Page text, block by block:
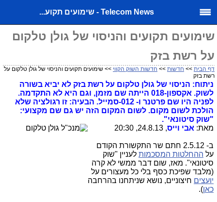
Telecom News - שימועים תקוע...
שימועים תקועים והניסוי של גולן טלקום
על רשת בזק
דף הבית >> חדשות >> חדשות השוק הקווי >> שימועים תקועים והניסוי של גולן טלקום על
רשת בזק
ניתוח: הניסוי של גולן טלקום על רשת בזק לא יביא בשורה
לשוק. אקספון-018 הייתה שם מזמן, וגם היא לא התקדמה.
לפניה היו שם פרטנר ו- 012-סמייל. הבעיה: זו רגולציה שלא
הולכת לשום מקום. לשום המקום הזה יש גם שם מקצועי:
"שוק סיטונאי".
מאת: אבי וייס, 24.8.13, 20:30
ב- 2.5.12 חתם שר התקשורת הקודם
על ההחלטות המסכמות לעניין "שוק
סיטונאי". מאז, שום דבר ממשי לא קרה
(מלבד שפיכת כסף בלי כל מעצורים על
יועצים חיצוניים, נושא שניתחנו בהרחבה
כאן).